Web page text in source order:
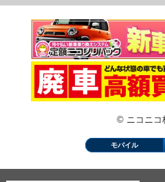
© ニコニコ
モバイル